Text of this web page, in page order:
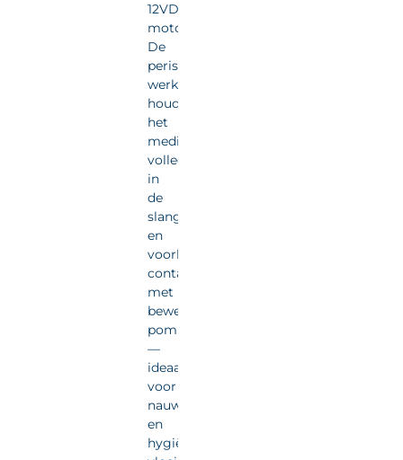
12VDC-
motor.
De
peristaltische
werking
houdt
het
medium
volledig
in
de
slang
en
voorkomt
contact
met
bewegende
pompdelen
—
ideaal
voor
nauwkeurige
en
hygiënische